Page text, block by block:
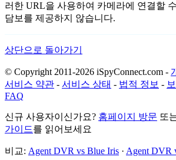
러한 URL을 사용하여 카메라에 연결할
담보를 제공하지 않습니다.
상단으로 돌아가기
© Copyright 2011-2026 iSpyConnect.com -
서비스 약관 - 서비스 상태 - 법적 정보 -
FAQ
신규 사용자이신가요? 홈페이지 방문 또
가이드를 읽어보세요
비교: Agent DVR vs Blue Iris · Agent DVR